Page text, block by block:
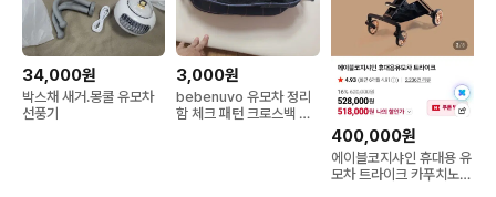
34,000원
박스채 새거.몽쿨 유모차
선풍기
3,000원
bebenuvo 유모차 정리
함 체크 패턴 크로스백 네
400,000원
에이블코지샤인 휴대용 유
모차 트라이크 카푸치노